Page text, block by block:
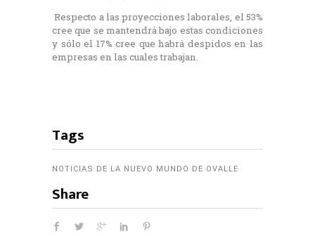
Respecto a las proyecciones laborales, el 53%
cree que se mantendrá bajo estas condiciones
y sólo el 17% cree que habrá despidos en las
empresas en las cuales trabajan.
Tags
NOTICIAS DE LA NUEVO MUNDO DE OVALLE
Share